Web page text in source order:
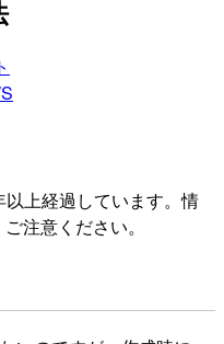
上経過しています。情
注意ください。